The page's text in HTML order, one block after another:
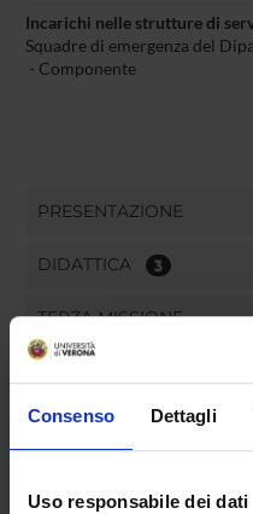
Consenso Dettagli
Uso responsabile dei dati
Incarichi nelle strutture di
Squadre di emergenza del
- Componente
PRESENTAZIONE
DIDATTICA 3
TERZA MISSIONE
PROGETTI